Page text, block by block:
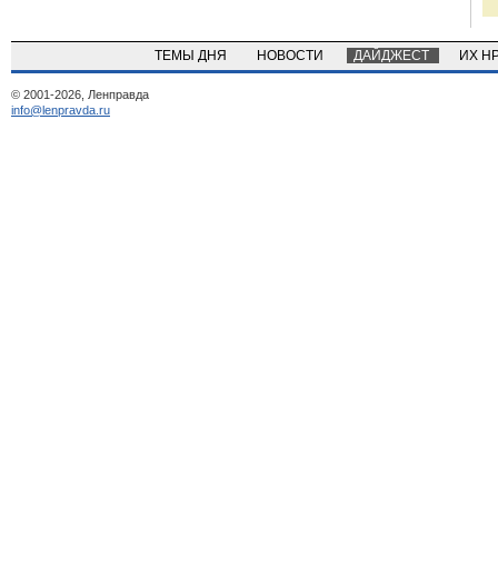
ТЕМЫ ДНЯ НОВОСТИ ДАЙДЖЕСТ ИХ
© 2001-2026, Ленправда
info@lenpravda.ru